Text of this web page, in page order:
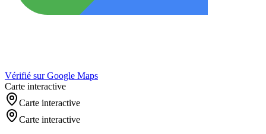
Vérifié sur Google Maps
Carte interactive
Carte interactive
Carte interactive